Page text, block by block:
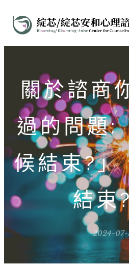
關於諮商
過的問題:
候結束?」
結束
2024-07-